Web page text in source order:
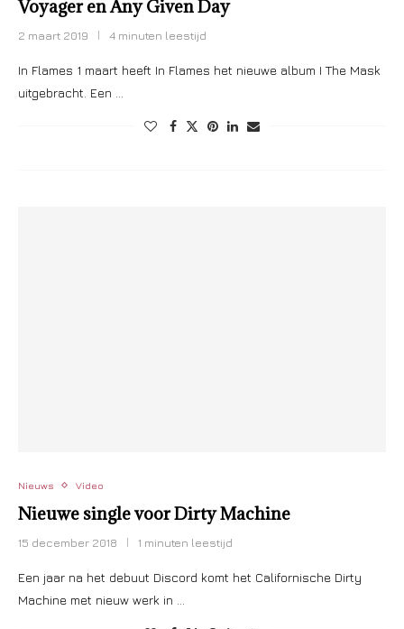
Voyager en Any Given Day
2 maart 2019 4 minuten leestijd
In Flames 1 maart heeft In Flames het nieuwe album I The Mask
uitgebracht. Een …
Nieuws Video
Nieuwe single voor Dirty Machine
15 december 2018 1 minuten leestijd
Een jaar na het debuut Discord komt het Californische Dirty
Machine met nieuw werk in …